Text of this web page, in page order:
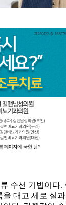
수선 기법이다.
대고 세로 실